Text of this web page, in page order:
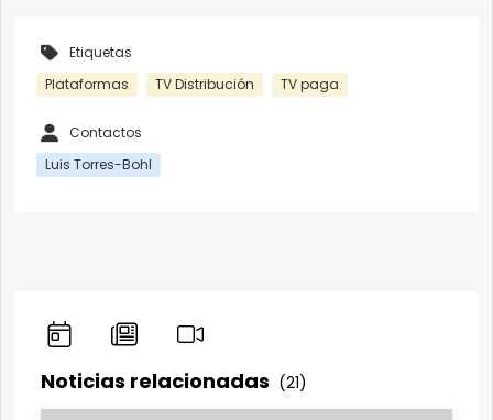
Etiquetas
Plataformas
TV Distribución TV paga
Contactos
Luis Torres-Bohl
Noticias relacionadas (21)